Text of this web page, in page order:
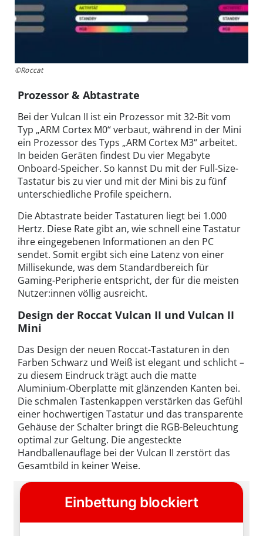
©Roccat
Prozessor & Abtastrate
Bei der Vulcan II ist ein Prozessor mit 32-Bit vom
Typ „ARM Cortex M0“ verbaut, während in der Mini
ein Prozessor des Typs „ARM Cortex M3“ arbeitet.
In beiden Geräten findest Du vier Megabyte
Onboard-Speicher. So kannst Du mit der Full-Size-
Tastatur bis zu vier und mit der Mini bis zu fünf
unterschiedliche Profile speichern.
Die Abtastrate beider Tastaturen liegt bei 1.000
Hertz. Diese Rate gibt an, wie schnell eine Tastatur
ihre eingegebenen Informationen an den PC
sendet. Somit ergibt sich eine Latenz von einer
Millisekunde, was dem Standardbereich für
Gaming-Peripherie entspricht, der für die meisten
Nutzer:innen völlig ausreicht.
Design der Roccat Vulcan II und Vulcan II
Mini
Das Design der neuen Roccat-Tastaturen in den
Farben Schwarz und Weiß ist elegant und schlicht –
zu diesem Eindruck trägt auch die matte
Aluminium-Oberplatte mit glänzenden Kanten bei.
Die schmalen Tastenkappen verstärken das Gefühl
einer hochwertigen Tastatur und das transparente
Gehäuse der Schalter bringt die RGB-Beleuchtung
optimal zur Geltung. Die angesteckte
Handballenauflage bei der Vulcan II zerstört das
Gesamtbild in keiner Weise.